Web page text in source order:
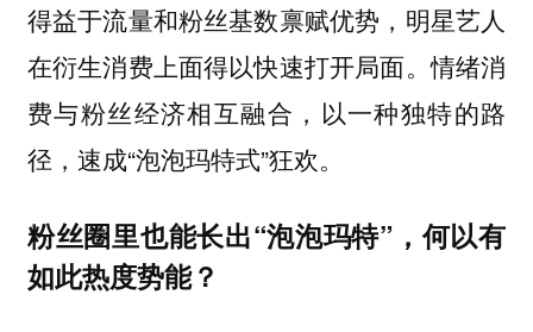
得益于流量和粉丝基数禀赋优势，明星艺人
在衍生消费上面得以快速打开局面。情绪消
费与粉丝经济相互融合，以一种独特的路
径，速成“泡泡玛特式”狂欢。
粉丝圈里也能长出“泡泡玛特”，何以有
如此热度势能？